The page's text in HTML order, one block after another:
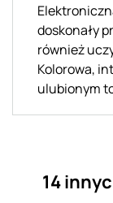
doskonały
również
Kolorowa,
ulubionym
14